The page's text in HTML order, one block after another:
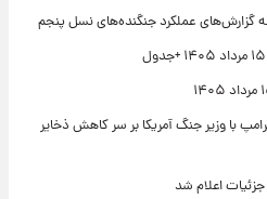
با وزیر جنگ آمریکا بر سر کاهش ذخایر
اعلام شد